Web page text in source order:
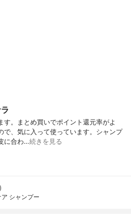
す。まとめ買いでポイント還元率がよ
で、気に入って使っています。シャンプ
に合わ…続きを見る
シャンプー